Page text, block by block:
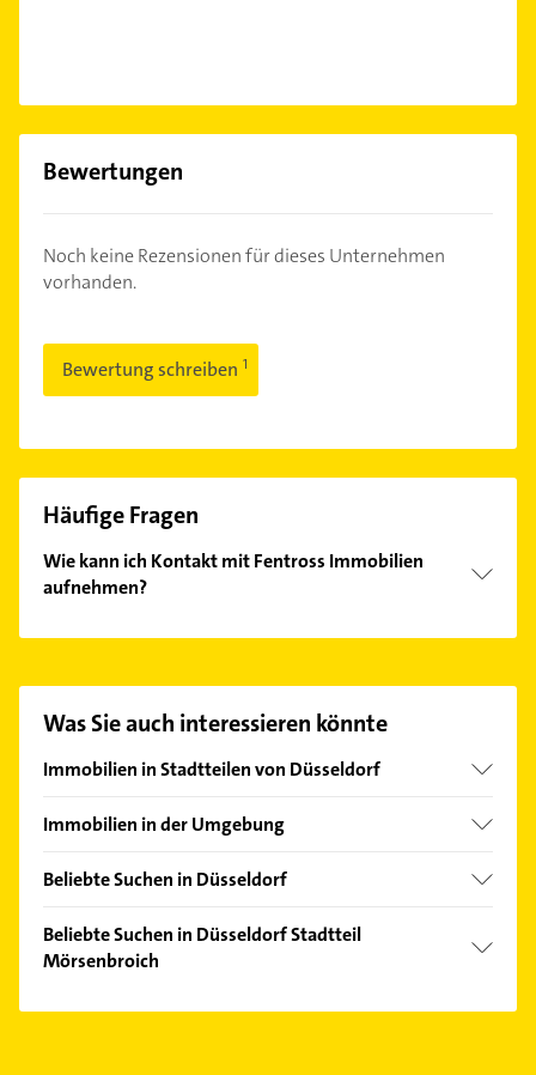
Bewertungen
Noch keine Rezensionen für dieses Unternehmen
vorhanden.
Bewertung schreiben
Häufige Fragen
Wie kann ich Kontakt mit Fentross Immobilien
aufnehmen?
finden Sie alleKontaktdaten.
Was Sie auch interessieren könnte
Immobilien in Stadtteilen von Düsseldorf
Altstadt
Benrath
Carlstadt
Derendorf
Immobilien in der Umgebung
Ratingen
Meerbusch
Neuss
Beliebte Suchen in Düsseldorf
Rohrreinigung
Zahnarzt
Beliebte Suchen in Düsseldorf Stadtteil
Mörsenbroich